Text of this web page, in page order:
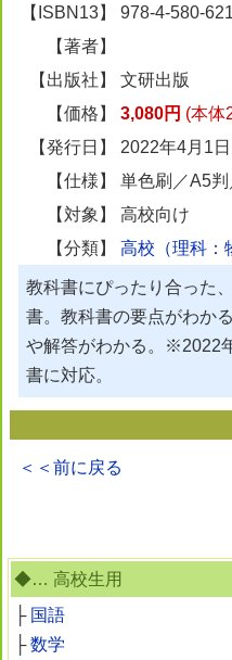
◆… 高校生用
├ 国語
├数学
【ISBN13】
978-4-580-
【著者】
【出版社】
文研出版
【価格】
3,080円 (本体
【発行日】
2022年4月1日
【仕様】
単色刷／A5
【対象】
高校向け
【分類】
高校（理科：
教科書にぴったり合った
書。教科書の要点がわか
や解答がわかる。※2022
書に対応。
＜＜前に戻る